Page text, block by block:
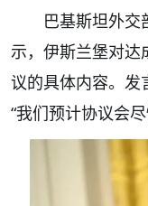
巴基斯坦外交
示，伊斯兰堡对达
议的具体内容。发
“我们预计协议会